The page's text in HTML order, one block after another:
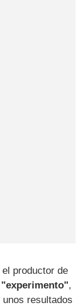
productor de
,
resultados